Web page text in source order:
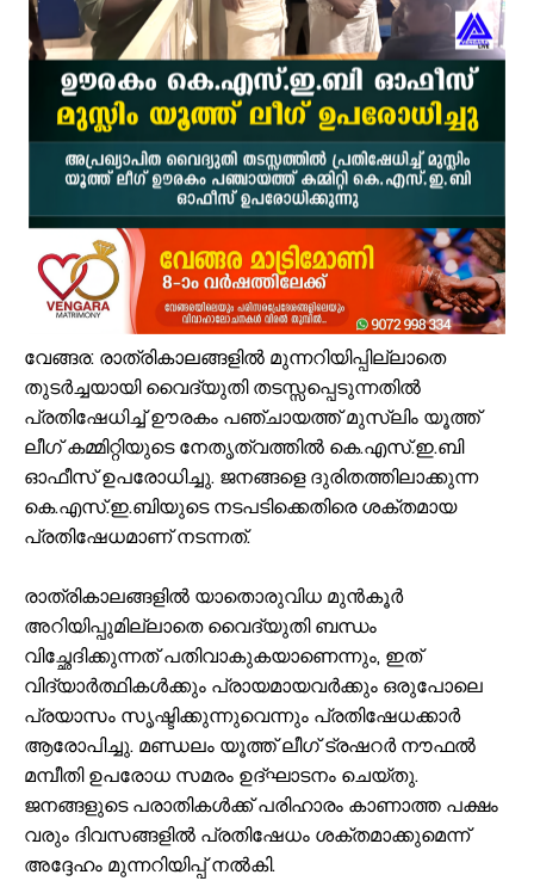
പ്രളയക്കെടുതി പ്രതിരോധം: വേങ്ങര പഞ്ചായപ്പിൽ സന്നദ്ധ
വേങ്ങര ജി.വി.എച്ച്.എസ്.എസിന് സമീപം റോഡരികിലെ പഴയ
ഓണം അടുത്തെത്തി; ഏത്തപ്പഴത്തിന് പൊള്ളുന്ന വില നാൽപതിൽനിന്ന്
വേങ്ങരയിൽ വെള്ളക്കെട്ട് രൂക്ഷം; ദുരിതബാധിതർക്ക്
പ്രായം തടസ്സമല്ല; തിരൂരങ്ങാടി നഗരസഭയിൽ പ്ലസ് ടൂ
വേങ്ങരയുടെ അഭിമാനമായി ഹിപ്നോട്ടിസ്റ്റ് മുഹമ്മദ് റിയാസ്;
വാട്ടർ ടാങ്ക് വൃത്തിയാക്കുന്നതിനിടെ കെട്ടിടത്തിന്റെ മുകളിൽ നിന്ന്
ഉദ്യോഗസ്ഥ സംഘം പാണക്കാട് മണ്ണിടിച്ചിൽ ഉണ്ടായ സ്ഥലം
ചക്രവാതച്ചുഴിയുടെ സ്വാധീനം: സംസ്ഥാനത്ത് ഓഗസ്റ്റ് 7 വരെ മഴ
ആയിരത്തോളം സഡാക്കോ കൊക്കുകൾ നിർമ്മിച്ച് കുറ്റൂർ
വേങ്ങര: രാത്രികാലങ്ങളിൽ മുന്നറിയിപ്പില്ലാതെ
തുടർച്ചയായി വൈദ്യുതി തടസ്സപ്പെടുന്നതിൽ
പ്രതിഷേധിച്ച് ഊരകം പഞ്ചായത്ത് മുസ്ലിം യൂത്ത്
ലീഗ് കമ്മിറ്റിയുടെ നേതൃത്വത്തിൽ കെ.എസ്.ഇ.ബി
ഓഫീസ് ഉപരോധിച്ചു. ജനങ്ങളെ ദുരിതത്തിലാക്കുന്ന
കെ.എസ്.ഇ.ബിയുടെ നടപടിക്കെതിരെ ശക്തമായ
പ്രതിഷേധമാണ് നടന്നത്.
രാത്രികാലങ്ങളിൽ യാതൊരുവിധ മുൻകൂർ
അറിയിപ്പുമില്ലാതെ വൈദ്യുതി ബന്ധം
വിച്ഛേദിക്കുന്നത് പതിവാകുകയാണെന്നും, ഇത്
വിദ്യാർത്ഥികൾക്കും പ്രായമായവർക്കും ഒരുപോലെ
പ്രയാസം സൃഷ്ടിക്കുന്നുവെന്നും പ്രതിഷേധക്കാർ
ആരോപിച്ചു. മണ്ഡലം യൂത്ത് ലീഗ് ട്രഷറർ നൗഫൽ
മമ്പീതി ഉപരോധ സമരം ഉദ്ഘാടനം ചെയ്തു.
ജനങ്ങളുടെ പരാതികൾക്ക് പരിഹാരം കാണാത്ത പക്ഷം
വരും ദിവസങ്ങളിൽ പ്രതിഷേധം ശക്തമാക്കുമെന്ന്
അദ്ദേഹം മുന്നറിയിപ്പ് നൽകി.